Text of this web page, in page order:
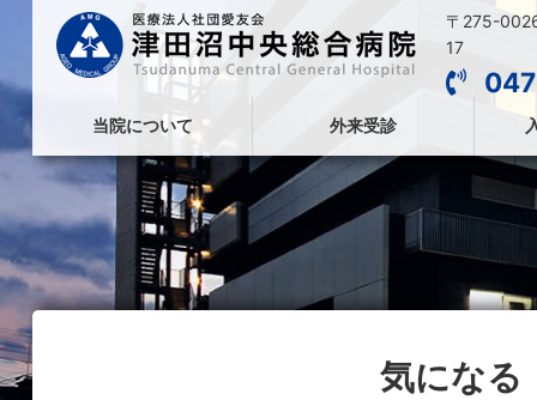
〒275-
17
当院について 外来受診
気になる